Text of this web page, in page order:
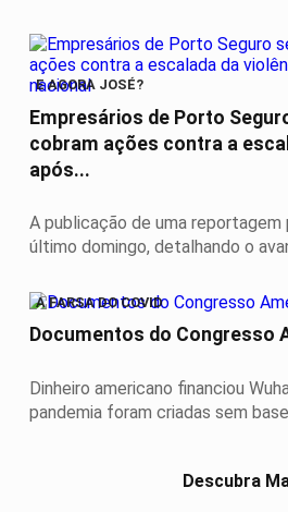
E AGORA JOSÉ?
Empresários de Porto
cobram ações contra a
após...
A publicação de uma reportagem
último domingo, detalhando o
A FARSA DO COVID
Documentos do Congresso
Dinheiro americano financiou
pandemia foram criadas sem
Descubra